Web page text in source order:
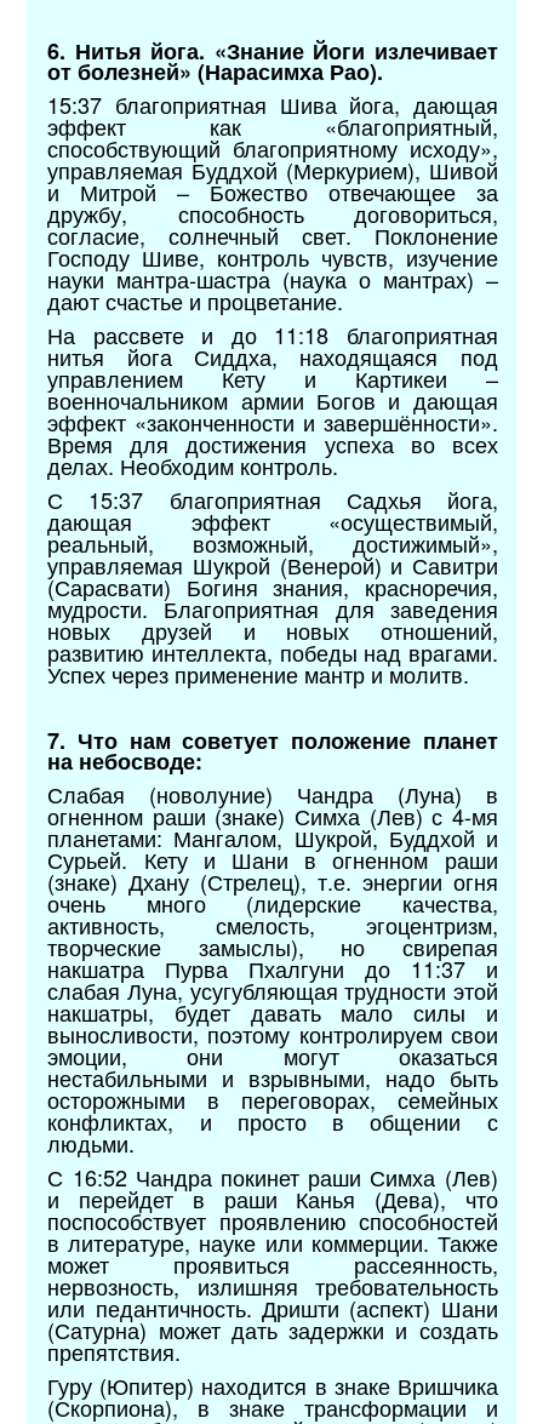
6. Нитья йога. «Знание Йоги излечивает
от болезней» (Нарасимха Рао).
15:37 благоприятная Шива йога, дающая
эффект как «благоприятный,
способствующий благоприятному исходу»,
управляемая Буддхой (Меркурием), Шивой
и Митрой – Божество отвечающее за
дружбу, способность договориться,
согласие, солнечный свет. Поклонение
Господу Шиве, контроль чувств, изучение
науки мантра-шастра (наука о мантрах) –
дают счастье и процветание.
На рассвете и до 11:18 благоприятная
нитья йога Сиддха, находящаяся под
управлением Кету и Картикеи –
военночальником армии Богов и дающая
эффект «законченности и завершённости».
Время для достижения успеха во всех
делах. Необходим контроль.
С 15:37 благоприятная Садхья йога,
дающая эффект «осуществимый,
реальный, возможный, достижимый»,
управляемая Шукрой (Венерой) и Савитри
(Сарасвати) Богиня знания, красноречия,
мудрости. Благоприятная для заведения
новых друзей и новых отношений,
развитию интеллекта, победы над врагами.
Успех через применение мантр и молитв.
7. Что нам советует положение планет
на небосводе:
Слабая (новолуние) Чандра (Луна) в
огненном раши (знаке) Симха (Лев) с 4-мя
планетами: Мангалом, Шукрой, Буддхой и
Сурьей. Кету и Шани в огненном раши
(знаке) Дхану (Стрелец), т.е. энергии огня
очень много (лидерские качества,
активность, смелость, эгоцентризм,
творческие замыслы), но свирепая
накшатра Пурва Пхалгуни до 11:37 и
слабая Луна, усугубляющая трудности этой
накшатры, будет давать мало силы и
выносливости, поэтому контролируем свои
эмоции, они могут оказаться
нестабильными и взрывными, надо быть
осторожными в переговорах, семейных
конфликтах, и просто в общении с
людьми.
С 16:52 Чандра покинет раши Симха (Лев)
и перейдет в раши Канья (Дева), что
поспособствует проявлению способностей
в литературе, науке или коммерции. Также
может проявиться рассеянность,
нервозность, излишняя требовательность
или педантичность. Дришти (аспект) Шани
(Сатурна) может дать задержки и создать
препятствия.
Гуру (Юпитер) находится в знаке Вришчика
(Скорпиона), в знаке трансформации и